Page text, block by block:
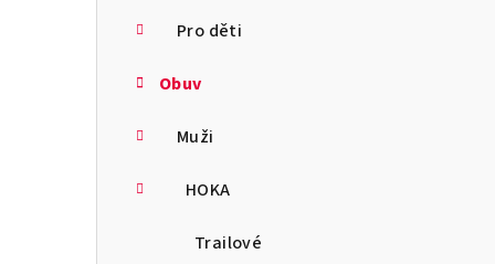
Pro děti
Obuv
Muži
HOKA
Trailové